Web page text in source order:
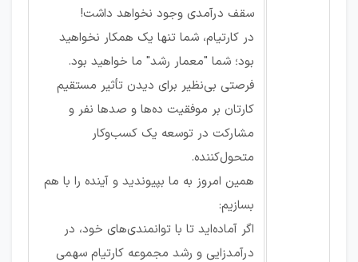
سقف درآمدی وجود نخواهد داشت!
در کارتیام، شما تنها یک همکار نخواهید
بود؛ شما "معمار رشد" ما خواهید بود.
فرصتی بی‌نظیر برای دیدن تأثیر مستقیم
کارتان بر موفقیت ده‌ها و صدها نفر و
مشارکت در توسعه یک کسب‌وکار
متحول‌کننده.
همین امروز به ما بپیوندید و آینده را با هم
بسازیم:
اگر آماده‌اید تا با توانمندی‌های خود، در
درآمدزایی و رشد مجموعه کارتیام سهمی